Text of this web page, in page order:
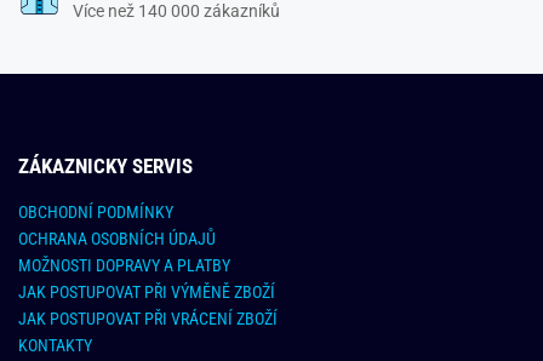
Více než 140 000 zákazníků
ZÁKAZNICKY SERVIS
OBCHODNÍ PODMÍNKY
OCHRANA OSOBNÍCH ÚDAJŮ
MOŽNOSTI DOPRAVY A PLATBY
JAK POSTUPOVAT PŘI VÝMĚNĚ ZBOŽÍ
JAK POSTUPOVAT PŘI VRÁCENÍ ZBOŽÍ
KONTAKTY